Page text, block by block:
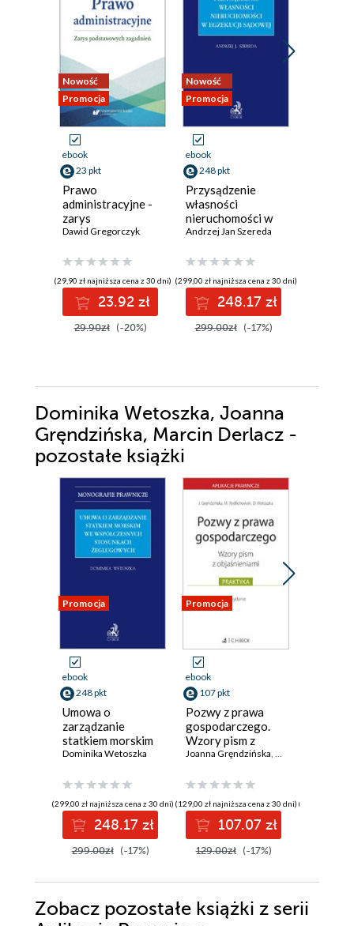
Nowość
Promocja
ebook
23 pkt
Prawo
administracyjne -
zarys
podstawowych
Dawid Gregorczyk
(29,90 zł najniższa cena z 30 dni)
23.92 zł
29.90zł (-20%)
Nowość
Promocja
ebook
248 pkt
Przysądzenie
własności
nieruchomości w
egzekucji sądowej
Andrzej Jan Szereda
(299,00 zł najniższa cena z 30 dni)
248.17 zł
299.00zł (-17%)
Dominika Wetoszka, Joanna
Gręndzińska, Marcin Derlacz -
pozostałe książki
Promocja
ebook
248 pkt
Umowa o
zarządzanie
statkiem morskim
we współczesnych
żeglugowych
Dominika Wetoszka
(299,00 zł najniższa cena z 30 dni)
248.17 zł
299.00zł (-17%)
Promocja
ebook
107 pkt
Pozwy z prawa
gospodarczego.
Wzory pism z
objaśnieniami
Joanna Gręndzińska, Maciej
(129,00 zł najniższa cena z 30 dni)
107.07 zł
129.00zł (-17%)
(129,00 zł
Zobacz pozostałe książki z serii